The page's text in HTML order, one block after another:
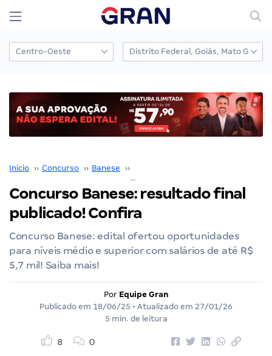
Início ›› Concurso ›› Banese ››
Concurso Banese: resultado final
publicado! Confira
Concurso Banese: edital ofertou oportunidades
para níveis médio e superior com salários de até R$
5,7 mil! Saiba mais!
Por Equipe Gran
Publicado em 18/06/25 • Atualizado em 27/01/26
5 min. de leitura
8 0